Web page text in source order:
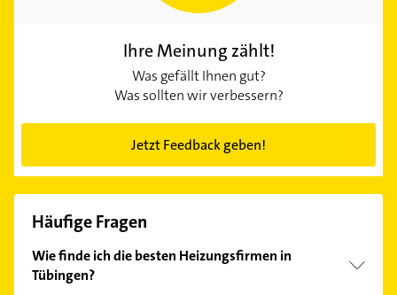
Ihre Meinung zählt!
Was gefällt Ihnen gut?
Was sollten wir verbessern?
Jetzt Feedback geben!
Häufige Fragen
Wie finde ich die besten Heizungsfirmen in
Tübingen?